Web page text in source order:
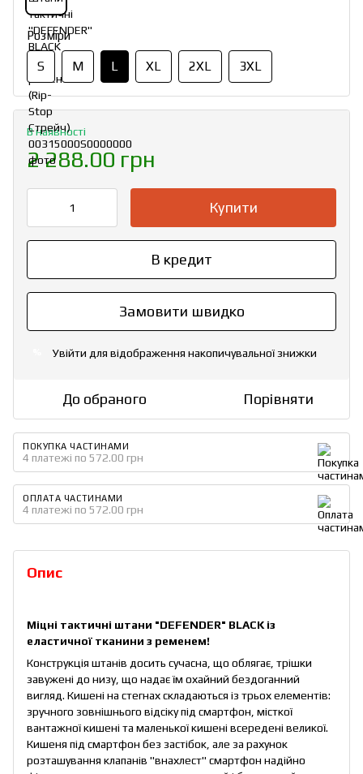
Розміри
S M L XL 2XL 3XL
В наявності
2 288.00 грн
Купити
В кредит
Замовити швидко
Увійти для відображення накопичувальної знижки
До обраного Порівняти
ПОКУПКА ЧАСТИНАМИ
4 платежі по 572.00 грн
ОПЛАТА ЧАСТИНАМИ
4 платежі по 572.00 грн
Опис
Міцні тактичні штани "DEFENDER" BLACK із
еластичної тканини з ременем!
Конструкція штанів досить сучасна, що облягає, трішки
завужені до низу, що надає їм охайний бездоганний
вигляд. Кишені на стегнах складаються із трьох елементів:
зручного зовнішнього відсіку під смартфон, місткої
вантажної кишені та маленької кишені всередені великої.
Кишеня під смартфон без застібок, але за рахунок
розташування клапанів "внахлест" смартфон надійно